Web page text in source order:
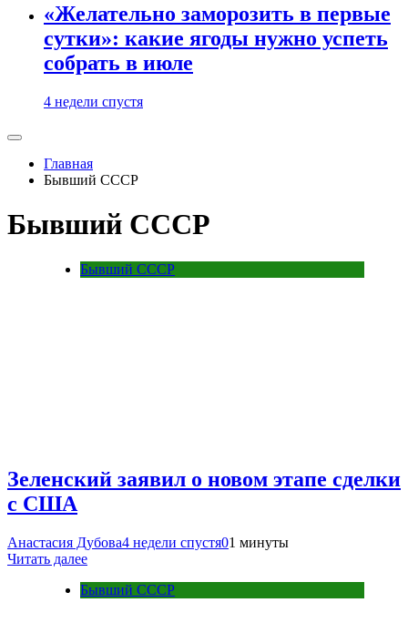
«Желательно заморозить в первые
сутки»: какие ягоды нужно успеть
собрать в июле
4 недели спустя
Главная
Бывший СССР
Бывший СССР
Бывший СССР
Зеленский заявил о новом этапе сделки
с США
Анастасия Дубова4 недели спустя01 минуты
Читать далее
Бывший СССР